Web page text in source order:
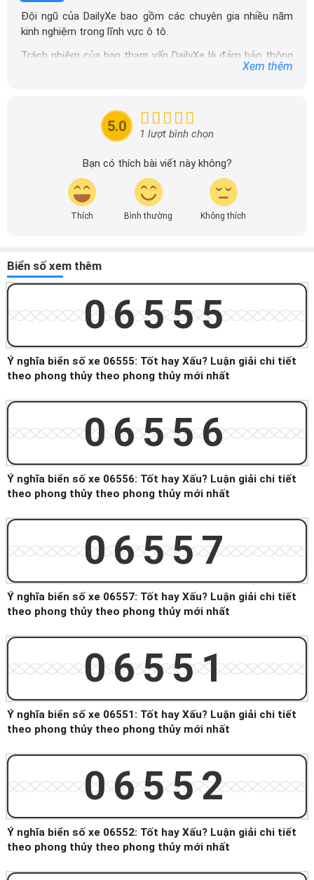
Đội ngũ của DailyXe bao gồm các chuyên gia nhiều năm
kinh nghiệm trong lĩnh vực ô tô.
Trách nhiệm của ban tham vấn DailyXe là đảm bảo thông
tin chính xác được đăng tải trên dailyxe.com.vn, thường
tin nhanh chóng và dễ dàng hơn.
Xem thêm
5.0 1 lượt bình chọn
Bạn có thích bài viết này không?
Thích Bình thường Không thích
Biển số xem thêm
06555
Ý nghĩa biển số xe 06555: Tốt hay Xấu? Luận giải chi tiết
theo phong thủy theo phong thủy mới nhất
06556
Ý nghĩa biển số xe 06556: Tốt hay Xấu? Luận giải chi tiết
theo phong thủy theo phong thủy mới nhất
06557
Ý nghĩa biển số xe 06557: Tốt hay Xấu? Luận giải chi tiết
theo phong thủy theo phong thủy mới nhất
06551
Ý nghĩa biển số xe 06551: Tốt hay Xấu? Luận giải chi tiết
theo phong thủy theo phong thủy mới nhất
06552
Ý nghĩa biển số xe 06552: Tốt hay Xấu? Luận giải chi tiết
theo phong thủy theo phong thủy mới nhất